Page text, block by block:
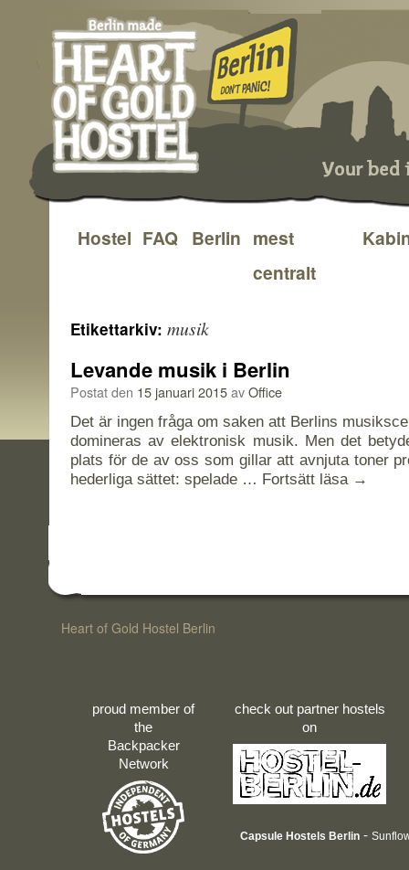
Hoppa
Hostel FAQ Berlin mest
centralt
Etikettarkiv: musik
Levande musik i Berlin
Postat den 15 januari 2015avOffice
Det är ingen fråga om saken att Berlins
domineras av elektronisk musik. Men det
plats för de av oss som gillar att avnjuta toner
hederliga sättet: spelade … Fortsätt läsa →
Heart of Gold Hostel Berlin
proud member of
the
Backpacker
Network
check out partner hostels
on
Capsule Hostels Berlin -